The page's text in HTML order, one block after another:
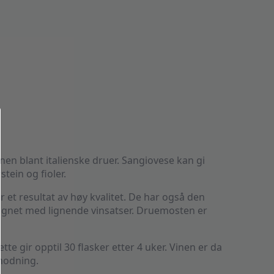
blant italienske druer. Sangiovese kan gi
og fioler.
et resultat av høy kvalitet. De har også den
med lignende vinsatser. Druemosten er
gir opptil 30 flasker etter 4 uker. Vinen er da